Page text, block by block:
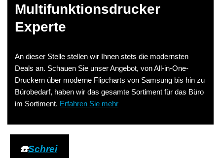
Multifunktionsdrucker
Experte
An dieser Stelle stellen wir Ihnen stets die modernsten
Deals an. Schauen Sie unser Angebot, von All-in-One-
Druckern über moderne Flipcharts von Samsung bis hin zu
Bürobedarf, haben wir das gesamte Sortiment für das Büro
im Sortiment. Erfahren Sie mehr
☎️Schrei